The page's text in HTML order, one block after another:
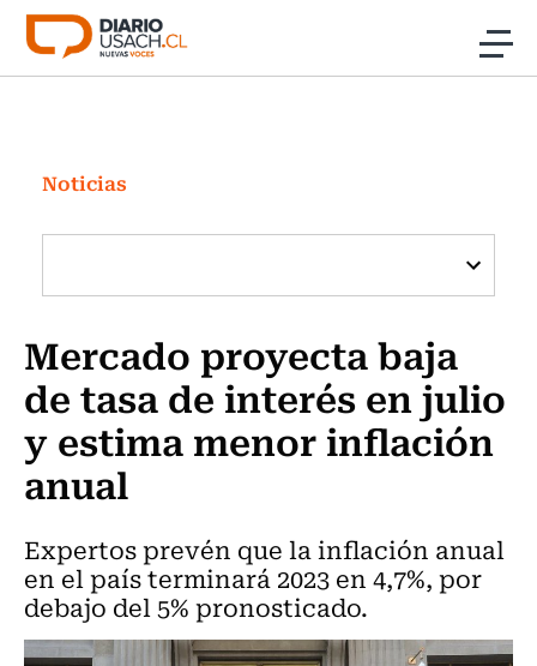
Click acá para ir directamente al contenido
Investigación
Cultura
Programas Radio y TV Usach
Noticias
Mercado proyecta baja
de tasa de interés en julio
y estima menor inflación
anual
Expertos prevén que la inflación anual
en el país terminará 2023 en 4,7%, por
debajo del 5% pronosticado.